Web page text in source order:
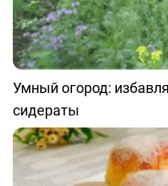
Умный огород:
сидераты